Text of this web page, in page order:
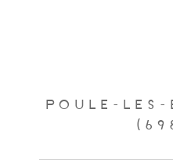
POULE-LES-